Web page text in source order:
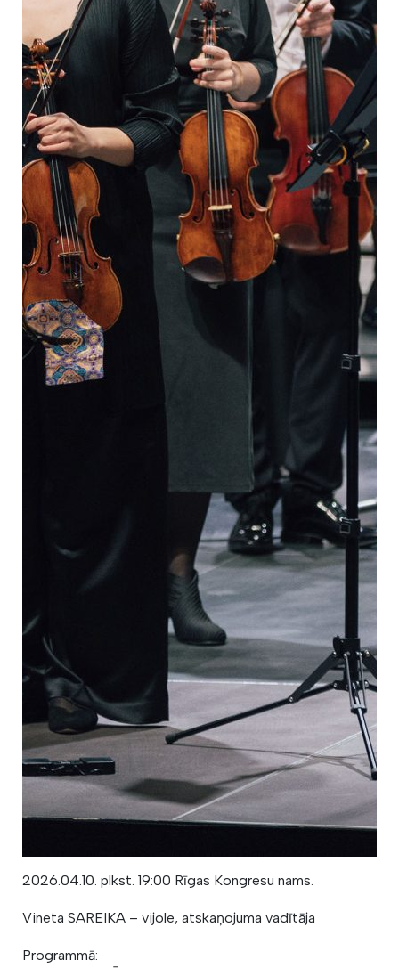
2026.04.10. plkst. 19:00 Rīgas Kongresu nams.
Vineta SAREIKA – vijole, atskaņojuma vadītāja
Programmā: